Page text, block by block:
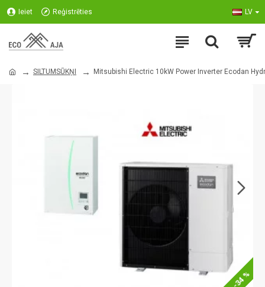
Ieiet Reģistrēties LV
SILTUMSŪKŅI Mitsubishi Electric 10kW Power Inverter Ecodan
-34 %